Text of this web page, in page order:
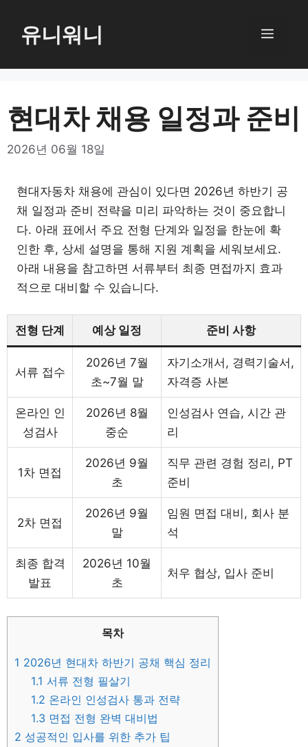
로
기
유니워니 메
현대차 채용 일정과 준비
2026년 06월 18일
현대자동차 채용에 관심이 있다면 2026년 하반기 공
채 일정과 준비 전략을 미리 파악하는 것이 중요합니
다. 아래 표에서 주요 전형 단계와 일정을 한눈에 확
인한 후, 상세 설명을 통해 지원 계획을 세워보세요.
아래 내용을 참고하면 서류부터 최종 면접까지 효과
적으로 대비할 수 있습니다.
전형 단계 예상 일정 준비 사항
서류 접수
2026년 7월
초~7월 말
자기소개서, 경력기술서,
자격증 사본
온라인 인
성검사
2026년 8월
중순
인성검사 연습, 시간 관
리
1차 면접
2026년 9월
초
직무 관련 경험 정리, PT
준비
2차 면접
2026년 9월
말
임원 면접 대비, 회사 분
석
최종 합격
발표
2026년 10월
초
처우 협상, 입사 준비
목차
1 2026년 현대차 하반기 공채 핵심 정리
1.1 서류 전형 필살기
1.2 온라인 인성검사 통과 전략
1.3 면접 전형 완벽 대비법
2 성공적인 입사를 위한 추가 팁